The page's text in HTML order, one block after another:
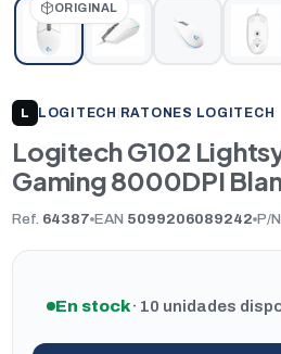
ORIGINAL
L LOGITECH RATONES LOGITECH
Logitech G102
Gaming 8000DPI
Ref. 64387 EAN 5099206089242 P/N
En stock· 10 unidades